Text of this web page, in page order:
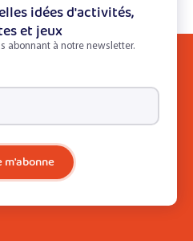
idées d'activités,
et jeux
abonnant à notre newsletter.
m'abonne